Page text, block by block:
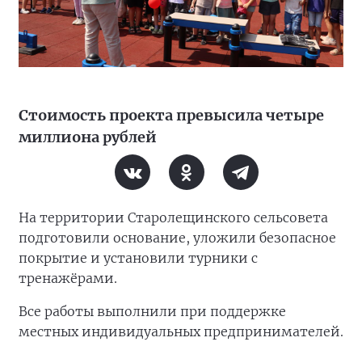
Стоимость проекта превысила четыре
миллиона рублей
На территории Старолещинского сельсовета
подготовили основание, уложили безопасное
покрытие и установили турники с
тренажёрами.
Все работы выполнили при поддержке
местных индивидуальных предпринимателей.